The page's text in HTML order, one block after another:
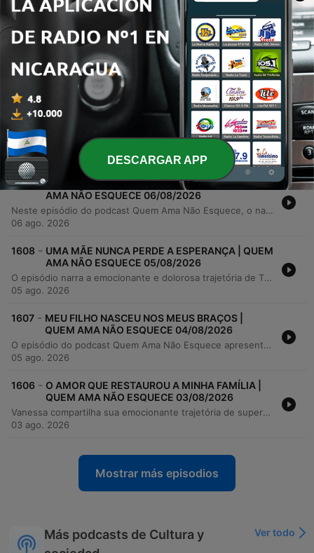
papel da paternidade e o legado deixado para a
1610 - A FILHA QUE HONROU O PAI | QUEM AMA NÃO
ESQUECE ESPECIAL DIA DOS PAIS 07/08/2026
Um relato emocionante sobre gratidão, superação e a força dos laços familiares. A narradora compartilha sua trajetória de vida, desde a infância humilde no interior do Piauí até a conquista da carreira de advogada, destacando o papel fundamental do apoio e da presença de seu pai. O episódio detalha o esforço para garantir a aposentadoria rural do pai através de um processo judicial complexo, simbolizando o ciclo de retribuição e honra aos pais. A narrativa percorre momentos de dificuldades financeiras, mudanças de cidade, separação dos pais e vitórias acadêmicas e profissionais. É uma história sobre como o incentivo e o amor podem transformar realidades e permitir que os filhos alcancem seus sonhos mais ambiciosos.
07 ago. 2026
1609 - O SONHO QUE VIROU UMA MENTIRA | QUEM
AMA NÃO ESQUECE 06/08/2026
Neste episódio do podcast Quem Ama Não Esquece, o narrador Fred compartilha um relato pessoal sobre a fragilidade da confiança em um relacionamento. Após cinco anos de sacrifícios e economia rigorosa para a compra de uma casa própria, o casal enfrenta uma crise devastadora quando Silvia, a parceira de Fred, revela ter perdido todas as economias do casal em um golpe financeiro. A narrativa explora as nuances de uma traição que não envolve outra pessoa, mas sim a quebra da lealdade e do planejamento compartilhado. O relato detalha o impacto emocional de descobrir que o sonho de uma vida foi destruído por segredos e decisões unilaterais, levantando questionamentos sobre se o amor é suficiente para restaurar a segurança em um casamento após uma perda tão profunda.
06 ago. 2026
1608 - UMA MÃE NUNCA PERDE A ESPERANÇA | QUEM
AMA NÃO ESQUECE 05/08/2026
O episódio narra a emocionante e dolorosa trajetória de Thaís, desde o reencontro com seu marido Reginaldo até as graves complicações de saúde de sua filha Olívia. A história detalha a luta contra diagnósticos difíceis como mielomeningocele e meningite, culminando na notícia devastadora de que a bebê entraria em cuidados paliativos. O relato descreve o período de cuidados paliativos após 17 cirurgias e o falecimento da criança em abril de 2025. A narradora detalha os momentos finais de conexão e o processo de luto e superação que a família enfrenta desde então.
05 ago. 2026
1607 - MEU FILHO NASCEU NOS MEUS BRAÇOS |
QUEM AMA NÃO ESQUECE 04/08/2026
O episódio do podcast Quem Ama Não Esquece apresenta o relato emocionante de João Pedro sobre a jornada de superação e fé de sua família. Após enfrentar a perda traumática de dois bebês em gestações distintas, o casal vive a inesperada e intensa experiência de um parto de emergência no meio de um congestionamento de estrada. A narrativa detalha os desafios emocionais da espera, o medo do desconhecido e a força necessária para manter a esperança diante das adversidades. É uma história sobre resiliência, paciência e a crença de que os milagres acontecem no tempo certo.
05 ago. 2026
1606 - O AMOR QUE RESTAUROU A MINHA FAMÍLIA |
QUEM AMA NÃO ESQUECE 03/08/2026
Vanessa compartilha sua emocionante trajetória de superação, desde uma adolescência marcada pela falta de afeto familiar e uma gravidez precoce aos 16 anos, até enfrentar o abandono do pai e um relacionamento instável que a sobrecarregou com responsabilidades sozinha. Após enfrentar grandes dificuldades para criar seu filho Antônio, ela relata como encontrou em Lucas um companheiro íntegro e disposto a construir uma família real. A história destaca o processo de cura emocional e reconciliação familiar, mediado pelo apoio de Lucas, que a incentivou a perdoar o pai antes de seu falecimento. O relato termina com uma reflexão sobre como encontrar a pessoa certa pode transformar a vida, trazendo segurança, crescimento pessoal e a possibilidade de um novo recomeço.
03 ago. 2026
Mostrar más episodios
Más podcasts de Cultura y
Ver todo
DESCARGAR APP